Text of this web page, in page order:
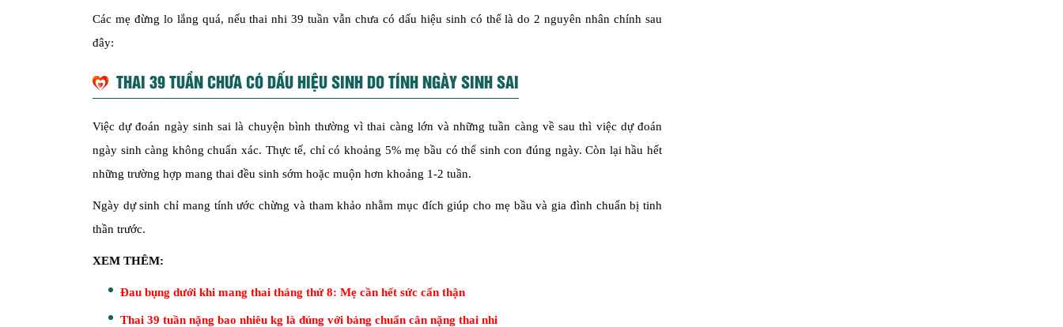
Các mẹ đừng lo lắng quá, nếu thai nhi 39 tuần vẫn chưa có dấu hiệu sinh có thể là do 2 nguyên nhân chính sau
đây:
THAI 39 TUẦN CHƯA CÓ DẤU HIỆU SINH DO TÍNH NGÀY SINH SAI
Việc dự đoán ngày sinh sai là chuyện bình thường vì thai càng lớn và những tuần càng về sau thì việc dự đoán
ngày sinh càng không chuẩn xác. Thực tế, chỉ có khoảng 5% mẹ bầu có thể sinh con đúng ngày. Còn lại hầu hết
những trường hợp mang thai đều sinh sớm hoặc muộn hơn khoảng 1-2 tuần.
Ngày dự sinh chỉ mang tính ước chừng và tham khảo nhằm mục đích giúp cho mẹ bầu và gia đình chuẩn bị tinh
thần trước.
XEM THÊM:
Đau bụng dưới khi mang thai tháng thứ 8: Mẹ cần hết sức cẩn thận
Thai 39 tuần nặng bao nhiêu kg là đúng với bảng chuẩn cân nặng thai nhi